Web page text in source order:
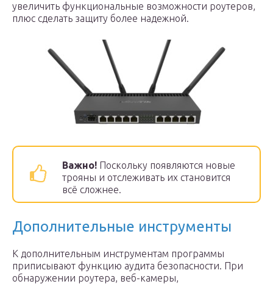
увеличить функциональные возможности роутеров,
плюс сделать защиту более надежной.
Важно! Поскольку появляются новые
трояны и отслеживать их становится
всё сложнее.
Дополнительные инструменты
К дополнительным инструментам программы
приписывают функцию аудита безопасности. При
обнаружении роутера, веб-камеры,